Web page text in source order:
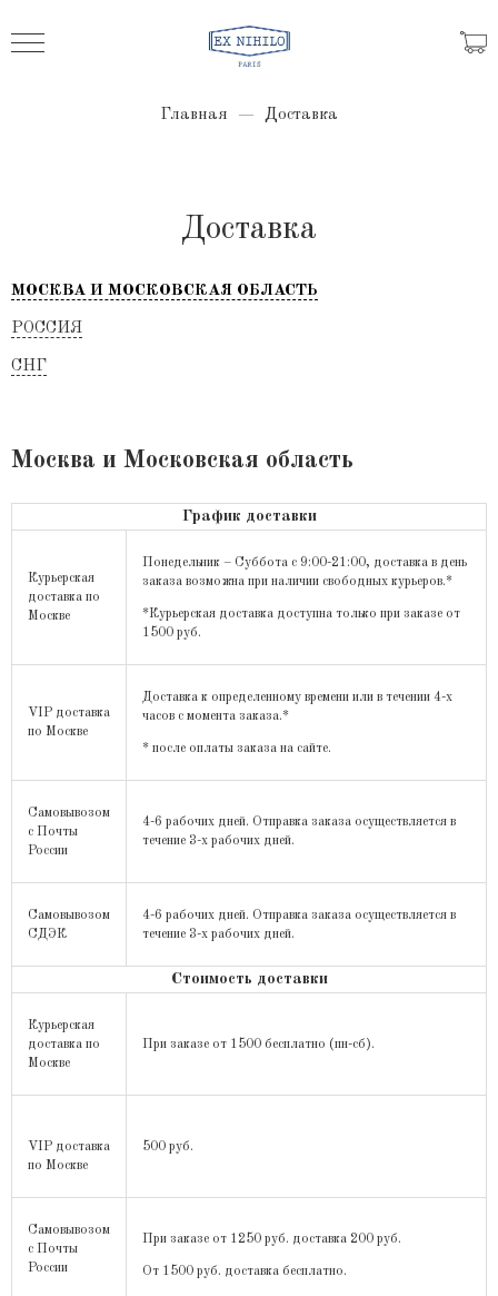
Главная Доставка
Доставка
МОСКВА И МОСКОВСКАЯ ОБЛАСТЬ
РОССИЯ
СНГ
Москва и Московская область
График доставки
Курьерская
доставка по
Москве
Понедельник – Суббота с 9:00-21:00, доставка в день
заказа возможна при наличии свободных курьеров.*
*Курьерская доставка доступна только при заказе от
1500 руб.
VIP доставка
по Москве
Доставка к определенному времени или в течении 4-х
часов с момента заказа.*
* после оплаты заказа на сайте.
Самовывозом
с Почты
России
4-6 рабочих дней. Отправка заказа осуществляется в
течение 3-х рабочих дней.
Самовывозом
СДЭК
4-6 рабочих дней. Отправка заказа осуществляется в
течение 3-х рабочих дней.
Стоимость доставки
Курьерская
доставка по
Москве
При заказе от 1500 бесплатно (пн-сб).
VIP доставка
по Москве
500 руб.
Самовывозом
с Почты
России
При заказе от 1250 руб. доставка 200 руб.
От 1500 руб. доставка бесплатно.